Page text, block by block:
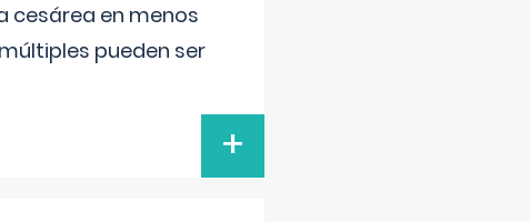
cesárea en menos
pueden ser
+